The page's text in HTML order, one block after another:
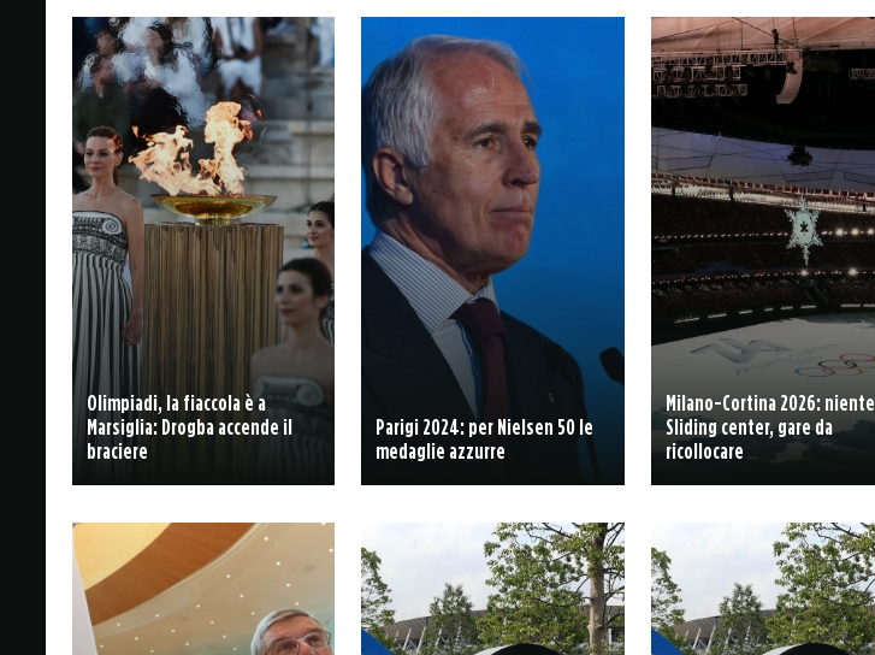
Olimpiadi, la fiaccola è a
Marsiglia: Drogba accende il
braciere
Parigi 2024: per Nielsen 50 le
medaglie azzurre
Milano-Cortina 2026: niente
Sliding center, gare da
ricollocare